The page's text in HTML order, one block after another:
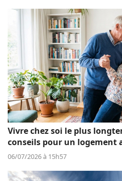
Vivre chez soi le plus
conseils pour un logement
06/07/2026 à 15h57